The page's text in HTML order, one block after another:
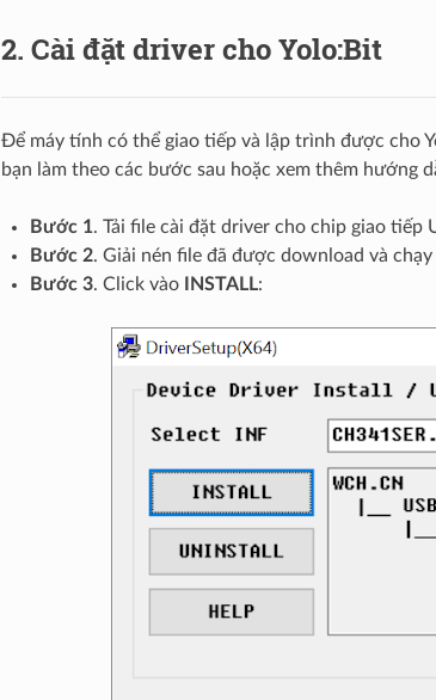
2. Cài đặt driver cho Yolo:Bit
Để máy tính có thể giao tiếp và lập trình được cho
bạn làm theo các bước sau hoặc xem thêm hướng
Bước 1. Tải file cài đặt driver cho chip giao tiếp
Bước 2. Giải nén file đã được download và
Bước 3. Click vào INSTALL: